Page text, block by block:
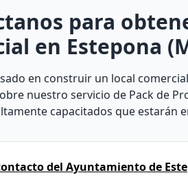
para
en Estepona
en construir un local
nuestro servicio de Pack de
capacitados que estarán
del Ayuntamiento de